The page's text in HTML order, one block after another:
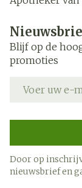
Blijf op de
promoties
Door op
nieuwsbrief en